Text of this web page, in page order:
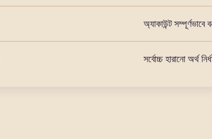
অ্যাকাউন্ট সম্পূর্ণভাবে
সর্বোচ্চ হারানো অর্থ